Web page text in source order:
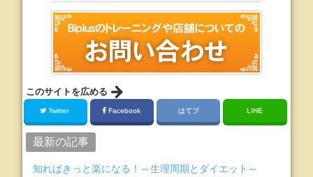
このサイトを広める
Twitter Facebook はてブ LINE
最新の記事
知ればきっと楽になる！～生理周期とダイエット～